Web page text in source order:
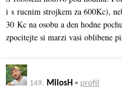
i s rucnim strojkem za 600Kc),
30 Kc na osobu a den hodne
zpocitejte si marzi vasi oblibene
149. MilosH • profil